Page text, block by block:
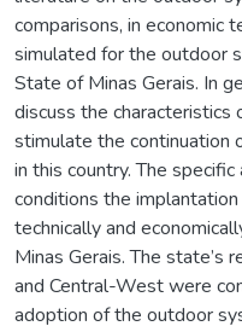
comparisons, in economic
simulated for the outdoor
State of Minas Gerais. In
discuss the
stimulate the continuation
in this country. The
conditions the
technically and
Minas Gerais. The state’s
and Central-West were
adoption of the outdoor